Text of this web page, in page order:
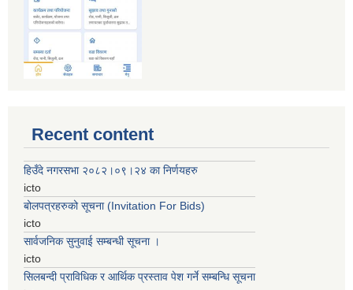
Recent content
हिउँदे नगरसभा २०८२।०९।२४ का निर्णयहरु
icto
बोलपत्रहरुको सूचना (Invitation For Bids)
icto
सार्वजनिक सुनुवाई सम्बन्धी सूचना ।
icto
सिलबन्दी प्राविधिक र आर्थिक प्रस्ताव पेश गर्ने सम्बन्धि सूचना